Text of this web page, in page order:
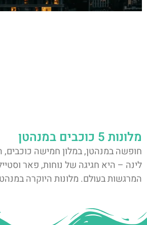
מלונות 5 כוכבים במנהטן
חופשה במנהטן, במלון חמישה
לינה – היא חגיגה של נוחות, פאר
המרגשות בעולם. מלונות היוקרה